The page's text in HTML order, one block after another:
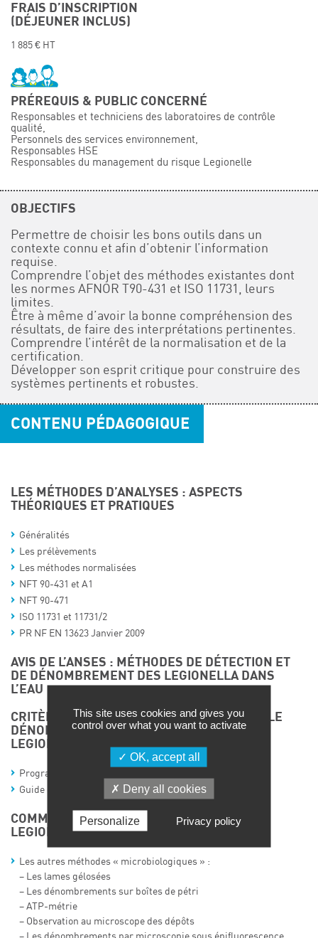
Contacts
FRAIS D’INSCRIPTION
(DÉJEUNER INCLUS)
1 885 € HT
PRÉREQUIS & PUBLIC CONCERNÉ
Responsables et techniciens des laboratoires de contrôle
qualité,
Personnels des services environnement,
Responsables HSE
Responsables du management du risque Legionelle
OBJECTIFS
Permettre de choisir les bons outils dans un
contexte connu et afin d’obtenir l’information
requise.
Comprendre l’objet des méthodes existantes dont
les normes AFNOR T90-431 et ISO 11731, leurs
limites.
Être à même d’avoir la bonne compréhension des
résultats, de faire des interprétations pertinentes.
Comprendre l’intérêt de la normalisation et de la
certification.
Développer son esprit critique pour construire des
systèmes pertinents et robustes.
CONTENU PÉDAGOGIQUE
LES MÉTHODES D’ANALYSES : ASPECTS
THÉORIQUES ET PRATIQUES
Généralités
Les prélèvements
Les méthodes normalisées
NFT 90-431 et A1
NFT 90-471
ISO 11731 et 11731/2
PR NF EN 13623 Janvier 2009
AVIS DE L’ANSES : MÉTHODES DE DÉTECTION ET
DE DÉNOMBREMENT DES LEGIONELLA DANS
L’EAU
CRITÈRES D’ACCRÉDITATION COFRAC POUR LE
DÉNOMBREMENT ET LA RECHERCHE DES
LEGIONELLA DANS L’ENVIRONNEMENT
Programme P100-3
Guide d’accréditation LAB GTA 23
COMMENT INTERPRÉTER LES RÉSULTATS ?
LEGIONELLA VERSUS AUTRES PARAMÈTRES
Les autres méthodes « microbiologiques » :
– Les lames gélosées
– Les dénombrements sur boîtes de pétri
– ATP-métrie
– Observation au microscope des dépôts
This site uses cookies and gives you
control over what you want to activate
OK, accept all
Deny all cookies
Personalize Privacy policy